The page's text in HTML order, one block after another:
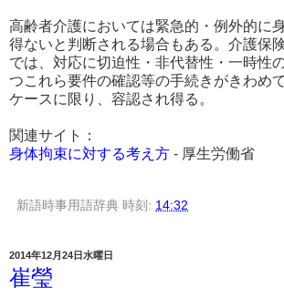
高齢者介護においては緊急的・例外的に
得ないと判断される場合もある。介護保
では、対応に切迫性・非代替性・一時性
つこれら要件の確認等の手続きがきわめ
ケースに限り、容認され得る。
関連サイト：
身体拘束に対する考え方 - 厚生労働省
新語時事用語辞典 時刻: 14:32
2014年12月24日水曜日
崔瑩